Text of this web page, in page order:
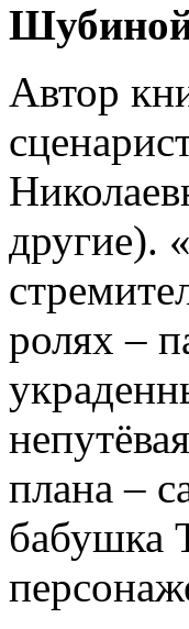
Автор
другие).
ролях –
плана –
бабушка